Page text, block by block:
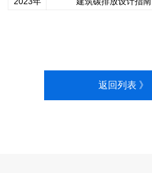
返回列表 》